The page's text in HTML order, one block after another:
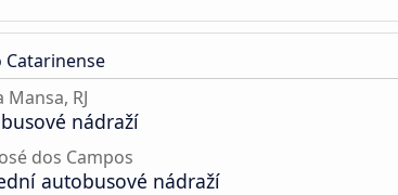
Catarinense
Mansa, RJ
nádraží
dos Campos
autobusové nádraží